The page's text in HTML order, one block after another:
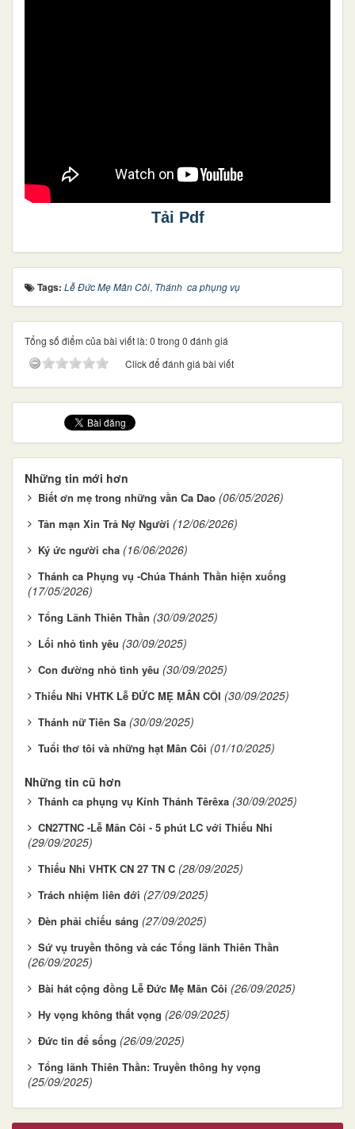
Tải Pdf
Tags: Lễ Đức Mẹ Mân Côi, Thánh ca phụng vụ
Tổng số điểm của bài viết là: 0 trong 0 đánh giá
Click để đánh giá bài viết
Những tin mới hơn
Biết ơn mẹ trong những vần Ca Dao (06/05/2026)
Tản mạn Xin Trả Nợ Người (12/06/2026)
Ký ức người cha (16/06/2026)
Thánh ca Phụng vụ -Chúa Thánh Thần hiện xuống
(17/05/2026)
Tổng Lãnh Thiên Thần (30/09/2025)
Lối nhỏ tình yêu (30/09/2025)
Con đường nhỏ tình yêu (30/09/2025)
​​​​​​​Thiếu Nhi VHTK Lễ ĐỨC MẸ MÂN CÔI (30/09/2025)
Thánh nữ Tiên Sa (30/09/2025)
Tuổi thơ tôi và những hạt Mân Côi (01/10/2025)
Những tin cũ hơn
Thánh ca phụng vụ Kính Thánh Têrêxa (30/09/2025)
CN27TNC -Lễ Mân Côi - 5 phút LC với Thiếu Nhi
(29/09/2025)
Thiếu Nhi VHTK CN 27 TN C (28/09/2025)
Trách nhiệm liên đới (27/09/2025)
Đèn phải chiếu sáng (27/09/2025)
Sứ vụ truyền thông và các Tổng lãnh Thiên Thần
(26/09/2025)
Bài hát cộng đồng Lễ Đức Mẹ Mân Côi (26/09/2025)
Hy vọng không thất vọng (26/09/2025)
Đức tin để sống (26/09/2025)
Tổng lãnh Thiên Thần: Truyền thông hy vọng
(25/09/2025)